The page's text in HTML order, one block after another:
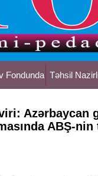
Fondunda Təhsil
Azərbaycan
ABŞ-